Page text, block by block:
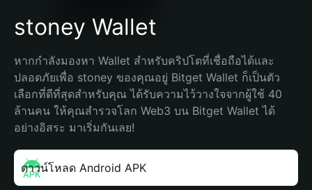
stoney Wallet
หากกำลังมองหา Wallet สำหรับคริปโตที่เชื่อถือได้และ
ปลอดภัยเพื่อ stoney ของคุณอยู่ Bitget Wallet ก็เป็นตัว
เลือกที่ดีที่สุดสำหรับคุณ ได้รับความไว้วางใจจากผู้ใช้ 40
ล้านคน ให้คุณสำรวจโลก Web3 บน Bitget Wallet ได้
อย่างอิสระ มาเริ่มกันเลย!
ดาวน์โหลด Android APK